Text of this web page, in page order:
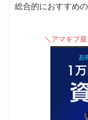
総合的におすすめ
＼アマギフ